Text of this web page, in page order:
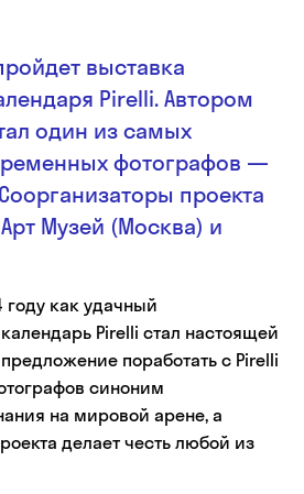
выставка
Pirelli. Автором
один из самых
фотографов —
проекта
Музей (Москва) и
как удачный
Pirelli стал настоящей
поработать с Pirelli
синоним
на мировой арене, а
делает честь любой из